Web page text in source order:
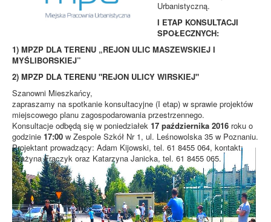
Urbanistyczną.
I ETAP KONSULTACJI
SPOŁECZNYCH:
1) MPZP DLA TERENU „REJON ULIC MASZEWSKIEJ I
MYŚLIBORSKIEJ”
2) MPZP DLA TERENU "REJON ULICY WIRSKIEJ"
Szanowni Mieszkańcy,
zapraszamy na spotkanie konsultacyjne (I etap) w sprawie projektów
miejscowego planu zagospodarowania przestrzennego.
Konsultacje odbędą się w poniedziałek 17 października 2016 roku o
godzinie 17:00 w Zespole Szkół Nr 1, ul. Leśnowolska 35 w Poznaniu.
Projektant prowadzący: Adam Kijowski, tel. 61 8455 064, kontakt:
Grażyna Frączyk oraz Katarzyna Janicka, tel. 61 8455 065.